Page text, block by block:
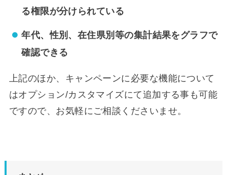
る権限が分けられている
年代、性別、在住県別等の集計結果をグラフで
確認できる
上記のほか、キャンペーンに必要な機能について
はオプション/カスタマイズにて追加する事も可能
ですので、お気軽にご相談くださいませ。